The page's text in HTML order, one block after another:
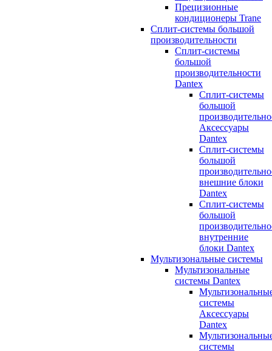
Прецизионные
кондиционеры Trane
Сплит-системы большой
производительности
Сплит-системы
большой
производительности
Dantex
Сплит-системы
большой
Аксессуары
Dantex
Сплит-системы
большой
внешние блоки
Dantex
Сплит-системы
большой
внутренние
блоки Dantex
Мультизональные системы
Мультизональные
системы Dantex
системы
Аксессуары
Dantex
системы